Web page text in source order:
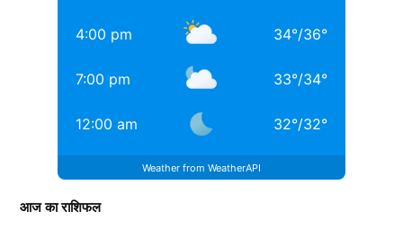
4:00 pm 34°/36°
7:00 pm 33°/34°
12:00 am 32°/32°
Weather from WeatherAPI
आज का राशिफल